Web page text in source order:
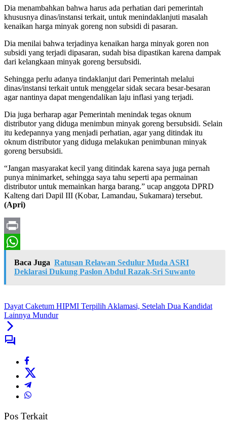
Dia menambahkan bahwa harus ada perhatian dari pemerintah
khususnya dinas/instansi terkait, untuk menindaklanjuti masalah
kenaikan harga minyak goreng non subsidi di pasaran.
Dia menilai bahwa terjadinya kenaikan harga minyak goren non
subsidi yang terjadi dipasaran, sudah bisa dipastikan karena dampak
dari kelangkaan minyak goreng bersubsidi.
Sehingga perlu adanya tindaklanjut dari Pemerintah melalui
dinas/instansi terkait untuk menggelar sidak secara besar-besaran
agar nantinya dapat mengendalikan laju inflasi yang terjadi.
Dia juga berharap agar Pemerintah menindak tegas oknum
distributor yang diduga menimbun minyak goreng bersubsidi. Selain
itu kedepannya yang menjadi perhatian, agar yang ditindak itu
oknum distributor yang diduga melakukan penimbunan minyak
goreng bersubsidi.
“Jangan masyarakat kecil yang ditindak karena saya juga pernah
punya minimarket, sehingga saya tahu seperti apa permainan
distributor untuk memainkan harga barang.” ucap anggota DPRD
Kalteng dari Dapil III (Kobar, Lamandau, Sukamara) tersebut.
(Apri)
Print
WhatsApp
Baca Juga Ratusan Relawan Sedulur Muda ASRI
Deklarasi Dukung Paslon Abdul Razak-Sri Suwanto
Dayat Caketum HIPMI Terpilih Aklamasi, Setelah Dua Kandidat
Lainnya Mundur
Pos Terkait